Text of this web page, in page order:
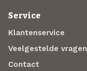
Service
Klantenservice
Veelgestelde vragen
Contact